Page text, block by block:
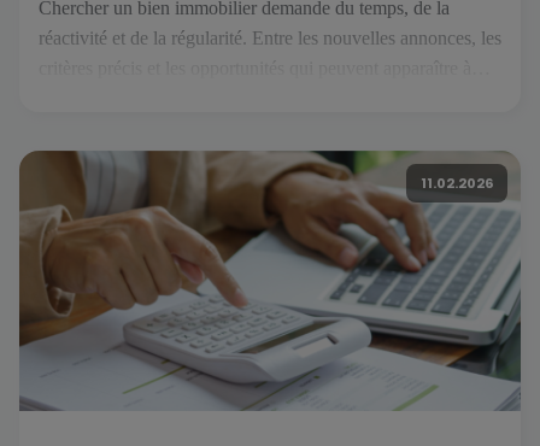
Chercher un bien immobilier demande du temps, de la
réactivité et de la régularité. Entre les nouvelles annonces, les
l’application atHome.lu. Une recherche simplifiée au
quotidien […]
11.02.2026